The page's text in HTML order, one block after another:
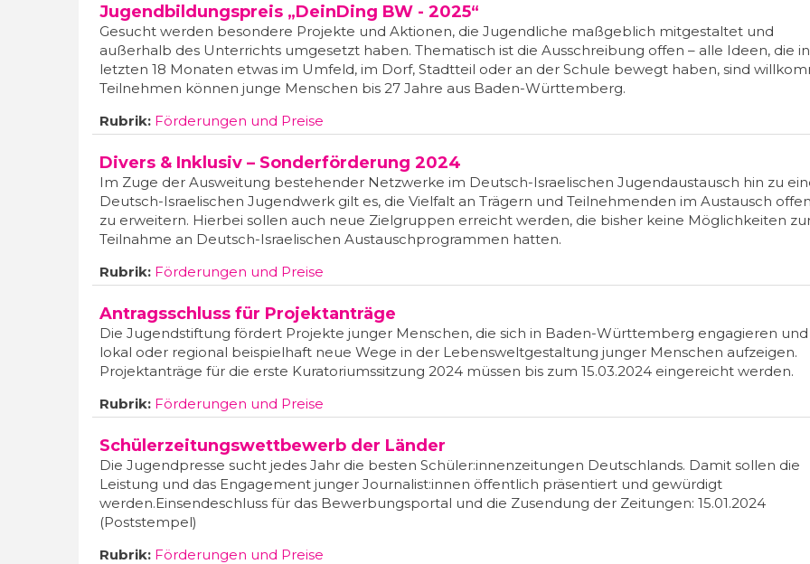
Jugendbildungspreis „DeinDing BW - 2025“
Gesucht werden besondere Projekte und Aktionen, die Jugendliche maßgeblich mitgestaltet und
außerhalb des Unterrichts umgesetzt haben. Thematisch ist die Ausschreibung offen – alle Ideen, die
letzten 18 Monaten etwas im Umfeld, im Dorf, Stadtteil oder an der Schule bewegt haben, sind
Teilnehmen können junge Menschen bis 27 Jahre aus Baden-Württemberg.
Rubrik: Förderungen und Preise
Divers & Inklusiv – Sonderförderung 2024
Im Zuge der Ausweitung bestehender Netzwerke im Deutsch-Israelischen Jugendaustausch hin zu
Deutsch-Israelischen Jugendwerk gilt es, die Vielfalt an Trägern und Teilnehmenden im Austausch
zu erweitern. Hierbei sollen auch neue Zielgruppen erreicht werden, die bisher keine Möglichkeiten
Teilnahme an Deutsch-Israelischen Austauschprogrammen hatten.
Rubrik: Förderungen und Preise
Antragsschluss für Projektanträge
Die Jugendstiftung fördert Projekte junger Menschen, die sich in Baden-Württemberg engagieren
lokal oder regional beispielhaft neue Wege in der Lebensweltgestaltung junger Menschen aufzeigen.
Projektanträge für die erste Kuratoriumssitzung 2024 müssen bis zum 15.03.2024 eingereicht werden.
Rubrik: Förderungen und Preise
Schülerzeitungswettbewerb der Länder
Die Jugendpresse sucht jedes Jahr die besten Schüler:innenzeitungen Deutschlands. Damit sollen die
Leistung und das Engagement junger Journalist:innen öffentlich präsentiert und gewürdigt
werden.Einsendeschluss für das Bewerbungsportal und die Zusendung der Zeitungen: 15.01.2024
(Poststempel)
Rubrik: Förderungen und Preise